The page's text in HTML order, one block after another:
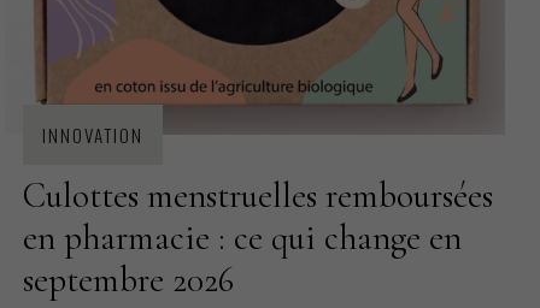
INNOVATION
Culottes menstruelles remboursées
en pharmacie : ce qui change en
septembre 2026